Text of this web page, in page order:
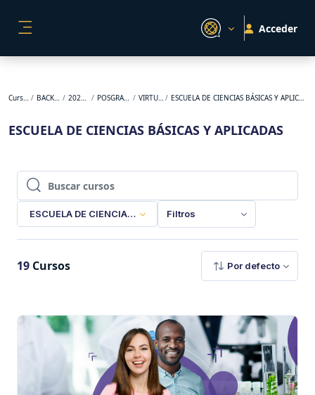
Acceder
Cursos BACKUP 2025-2 POSGRADO VIRTUAL ESCUELA DE CIENCIAS BÁSICAS Y APLICADAS
ESCUELA DE CIENCIAS BÁSICAS Y APLICADAS
Buscar cursos
Buscar cursos
ESCUELA DE CIENCIAS BÁSICAS Y APLICADAS
Filtros
19 Cursos Por defecto